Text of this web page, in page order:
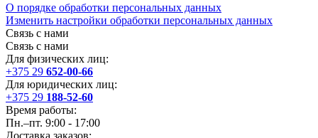
О порядке обработки персональных данных
Изменить настройки обработки персональных данных
Связь с нами
Связь с нами
Для физических лиц:
+375 29 652-00-66
Для юридических лиц:
+375 29 188-52-60
Время работы:
Пн.–пт. 9:00 - 17:00
Доставка заказов: